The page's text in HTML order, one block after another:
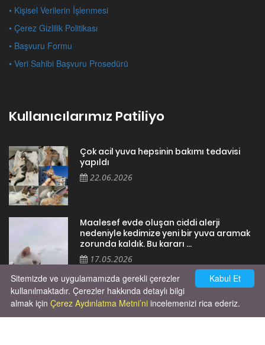
• Kişisel Verilerin İşlenmesi
• Çerez Gizlilik Politikası
• Başvuru Formu
• Veri Sahibi Başvuru Prosedürü
Kullanıcılarımız Patiliyo
Çok acil yuva hepsinin bakımı tedavisi
yapıldı
22.06.2026
Maalesef evde oluşan ciddi alerji
nedeniyle kedimize yeni bir yuva aramak
zorunda kaldık. Bu kararı ...
17.05.2026
Kabul Et
Sitemizde ve uygulamamızda gerekli çerezler
kullanılmaktadır. Çerezler hakkında detaylı bilgi
almak için Çerez Aydınlatma Metni’ni incelemenizi rica ederiz.